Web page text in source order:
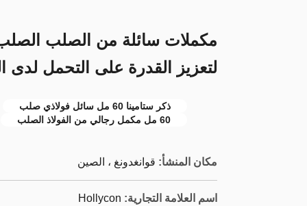
لتعزيز القدرة على التحمل لدى
ذكر ستامينا 60 مل سائل فولاذي صلب
60 مل مكمل رجالي من الفولاذ الصلب
مكان المنشأ: قوانغدونغ ، الصين
اسم العلامة التجارية: Hollycon